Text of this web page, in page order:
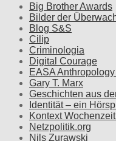
Big Brother Awards
Bilder der
Blog S&S
Cilip
Criminologia
Digital Courage
EASA
Gary T. Marx
Geschichten aus
Identität – ein
Kontext
Netzpolitik.org
Nils Zurawski